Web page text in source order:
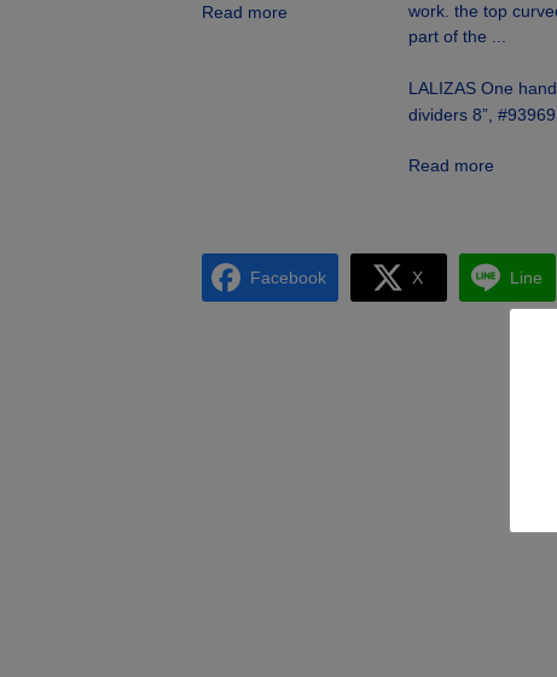
Read more
LALIZAS One hand
dividers 8”, #93969
Read more
Facebook X Line